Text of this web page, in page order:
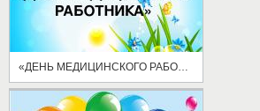
«ДЕНЬ МЕДИЦИНСКОГО РАБОТНИКА»